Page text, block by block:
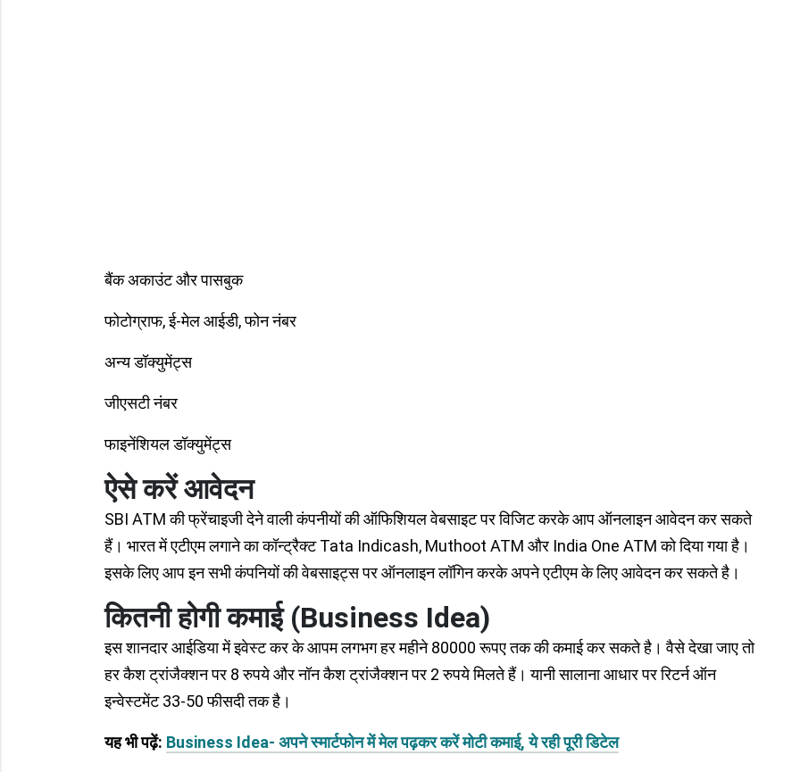
बैंक अकाउंट और पासबुक
फोटोग्राफ, ई-मेल आईडी, फोन नंबर
अन्य डॉक्युमेंट्स
जीएसटी नंबर
फाइनेंशियल डॉक्युमेंट्स
ऐसे करें आवेदन
SBI ATM की फ्रेंचाइजी देने वाली कंपनीयों की ऑफिशियल वेबसाइट पर विजिट करके आप ऑनलाइन आवेदन कर सकते
हैं। भारत में एटीएम लगाने का कॉन्ट्रैक्ट Tata Indicash, Muthoot ATM और India One ATM को दिया गया है।
इसके लिए आप इन सभी कंपनियों की वेबसाइट्स पर ऑनलाइन लॉगिन करके अपने एटीएम के लिए आवेदन कर सकते है।
कितनी होगी कमाई (Business Idea)
इस शानदार आईडिया में इवेस्ट कर के आपम लगभग हर महीने 80000 रूपए तक की कमाई कर सकते है। वैसे देखा जाए तो
हर कैश ट्रांजैक्शन पर 8 रुपये और नॉन कैश ट्रांजैक्शन पर 2 रुपये मिलते हैं। यानी सालाना आधार पर रिटर्न ऑन
इन्वेस्टमेंट 33-50 फीसदी तक है।
यह भी पढ़ें: Business Idea- अपने स्मार्टफोन में मेल पढ़कर करें मोटी कमाई, ये रही पूरी डिटेल